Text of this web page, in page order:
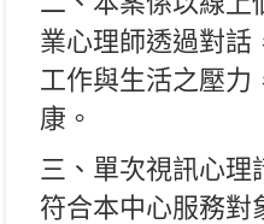
業心理師透過對話
工作與生活之壓力
康。
三、單次視訊心理
符合本中心服務對